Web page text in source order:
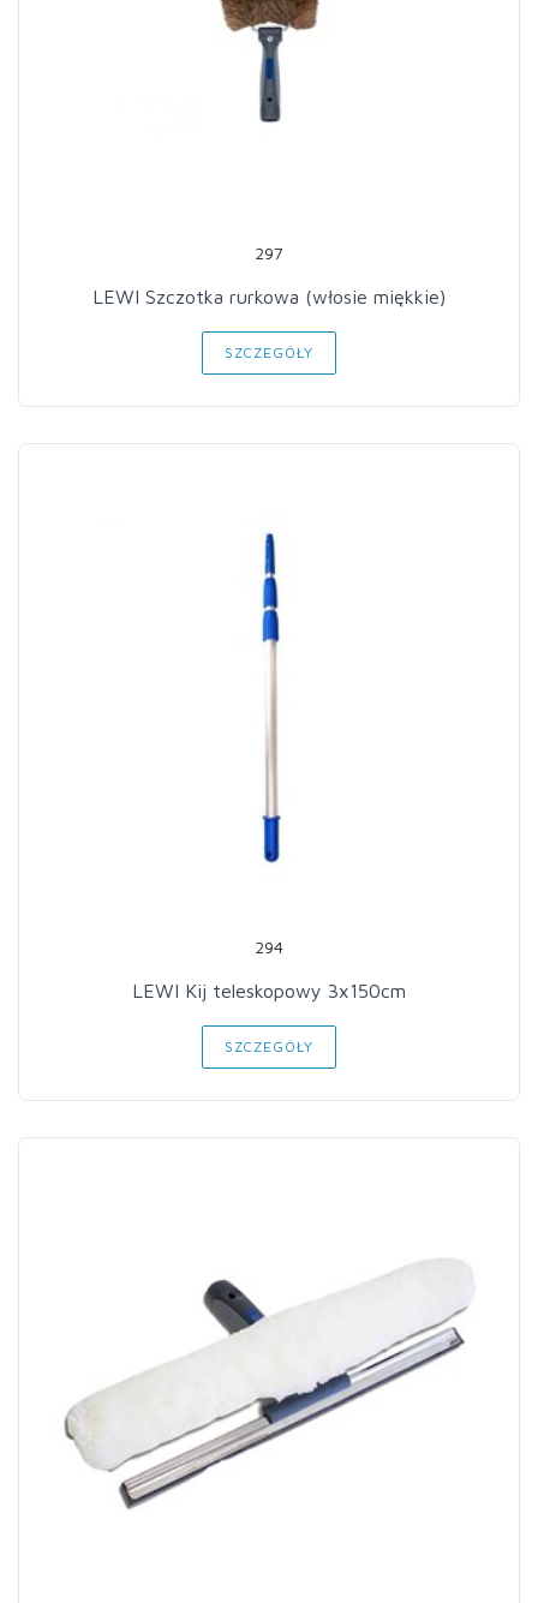
297
LEWI Szczotka rurkowa (włosie miękkie)
SZCZEGÓŁY
294
LEWI Kij teleskopowy 3x150cm
SZCZEGÓŁY